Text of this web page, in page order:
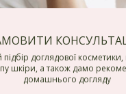
підбір доглядової
шкіри, а також дамо
домашнього догляду